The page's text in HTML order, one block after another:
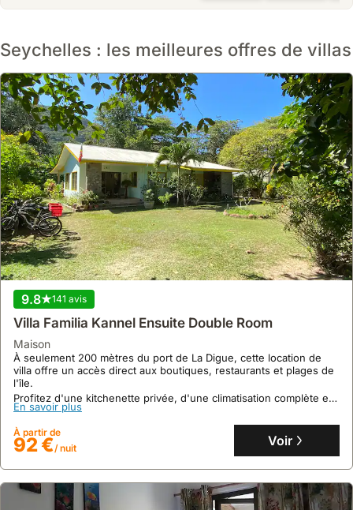
Seychelles : les meilleures offres de villas
9.8 141 avis
Villa Familia Kannel Ensuite Double Room
maison
À seulement 200 mètres du port de La Digue, cette location de
villa offre un accès direct aux boutiques, restaurants et plages de
l'île.
Profitez d'une kitchenette privée, d'une climatisation complète et
d'une terrasse exclusive dans un cadre de jardin paisible, idéal
En savoir plus
À partir de
92 €/ nuit Voir